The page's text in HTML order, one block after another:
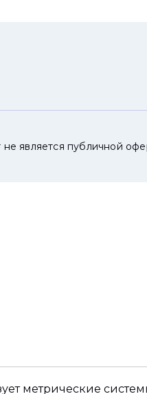
является публичной
метрические